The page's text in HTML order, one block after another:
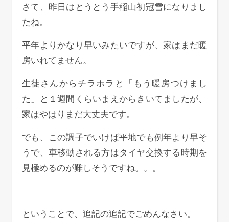
さて、昨日はとうとう手稲山初冠雪になりまし
たね。
平年よりかなり早いみたいですが、家はまだ暖
房いれてません。
生徒さんからチラホラと「もう暖房つけまし
た」と１週間くらいまえからきいてましたが、
家はやはりまだ大丈夫です。
でも、この調子でいけば平地でも例年より早そ
うで、車移動される方はタイヤ交換する時期を
見極めるのが難しそうですね。。。
ということで、追記の追記でごめんなさい。